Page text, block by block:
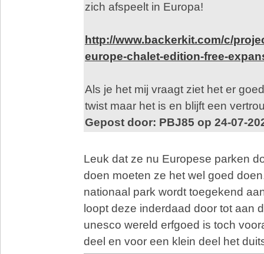
zich afspeelt in Europa!
http://www.backerkit.com/c/
europe-chalet-edition-free-
Als je het mij vraagt ziet het er
twist maar het is en blijft een
Gepost door: PBJ85 op 24-07-
Leuk dat ze nu Europese parken
doen moeten ze het wel goed
nationaal park wordt toegekend
loopt deze inderdaad door tot aan
unesco wereld erfgoed is toch
deel en voor een klein deel het